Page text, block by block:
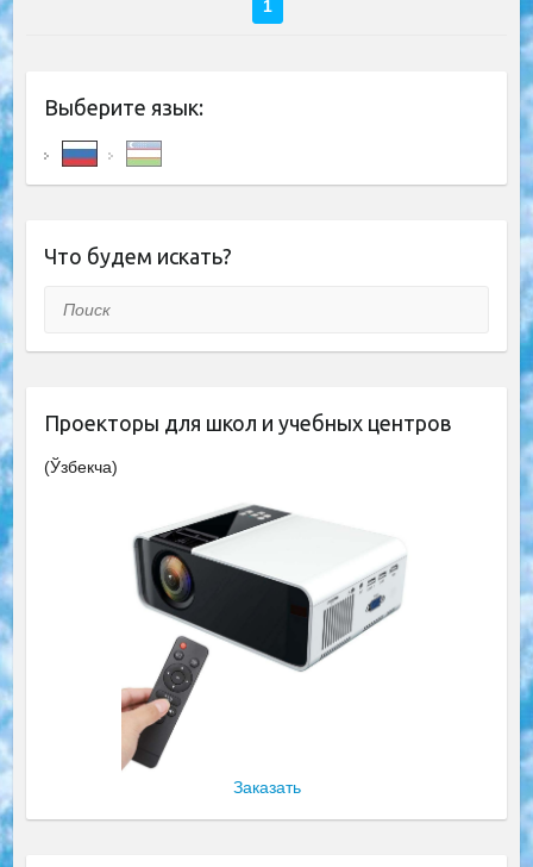
1
Выберите язык:
Что будем искать?
Поиск
Проекторы для школ и учебных центров
(Ўзбекча)
Заказать